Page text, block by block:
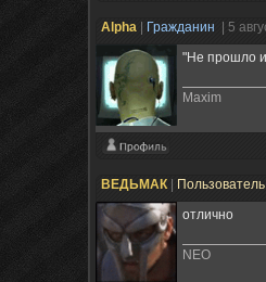
Alpha Гражданин
| 5
"Не прошло и
Maxim
ВЕДЬМАК
отлично
NEO